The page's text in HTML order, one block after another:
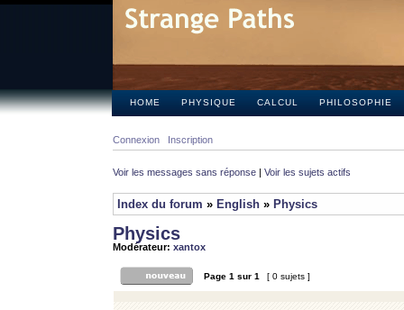
HOME PHYSIQUE CALCUL PHILOSOPHIE
Connexion Inscription
Voir les messages sans réponse | Voir les sujets actifs
Index du forum » English » Physics
Physics
Modérateur: xantox
Page 1 sur 1 [ 0 sujets ]